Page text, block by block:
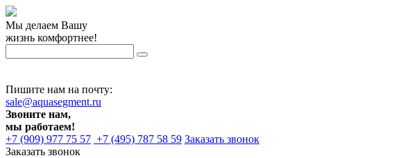
Мы делаем Вашу
жизнь комфортнее!
Пишите нам на почту:
sale@aquasegment.ru
Звоните нам,
мы работаем!
+7 (909) 977 75 57 +7 (495) 787 58 59 Заказать звонок
Заказать звонок